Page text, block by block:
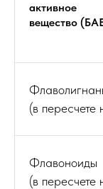
активное
вещество
(в
Флавоноиды
(в пересчете